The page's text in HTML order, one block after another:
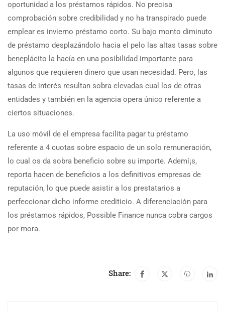
oportunidad a los préstamos rápidos. No precisa
comprobación sobre credibilidad y no ha transpirado puede
emplear es invierno préstamo corto. Su bajo monto diminuto
de préstamo desplazándolo hacia el pelo las altas tasas sobre
beneplácito la hacía en una posibilidad importante para
algunos que requieren dinero que usan necesidad. Pero, las
tasas de interés resultan sobra elevadas cual los de otras
entidades y también en la agencia opera único referente a
ciertos situaciones.
La uso móvil de el empresa facilita pagar tu préstamo
referente a 4 cuotas sobre espacio de un solo remuneración,
lo cual os da sobra beneficio sobre su importe. Ademí¡s,
reporta hacen de beneficios a los definitivos empresas de
reputación, lo que puede asistir a los prestatarios a
perfeccionar dicho informe crediticio. A diferenciación para
los préstamos rápidos, Possible Finance nunca cobra cargos
por mora.
Share: